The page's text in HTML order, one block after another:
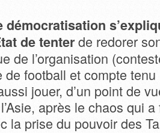
démocratisation
de tenterde redorer
de l’organisation
football et compte tenu
jouer, d’un point de
après le chaos qui
la prise du pouvoir des